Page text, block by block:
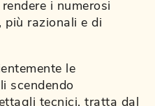
i numerosi
più razionali e di
le
scendendo
tecnici, tratta dal